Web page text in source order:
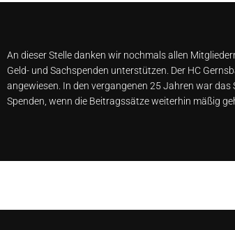
An dieser Stelle danken wir nochmals allen
Geld- und Sachspenden unterstützen. Der HC
angewiesen. In den vergangenen 25 Jahren war
Spenden, wenn die Beitragssätze weiterhin mäßig